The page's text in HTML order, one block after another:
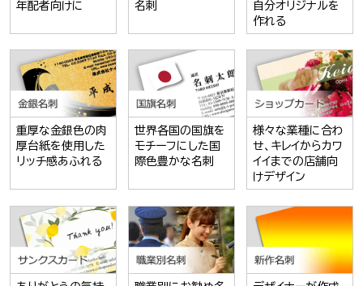
年配者向けに 名刺
自分オリジナルを
作れる
重厚な金銀色の肉
厚台紙を使用した
リッチ感あふれる
世界各国の国旗を
モチーフにした国
際色豊かな名刺
様々な業種に合わ
せ、キレイからカワ
イイまでの店舗向
けデザイン